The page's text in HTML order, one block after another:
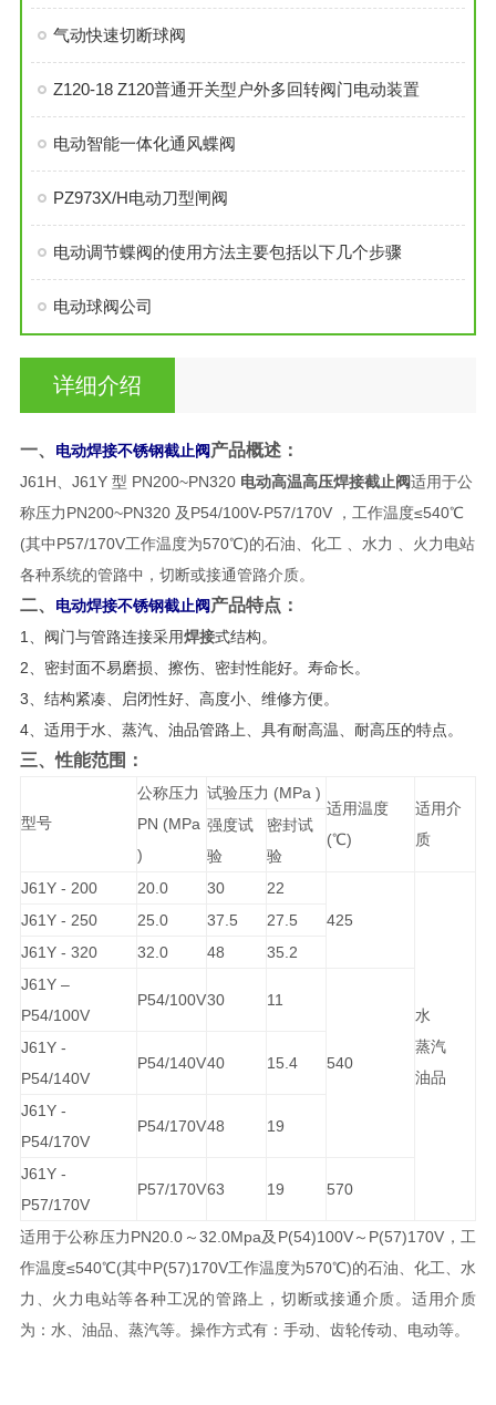
气动快速切断球阀
Z120-18 Z120普通开关型户外多回转阀门电动装置
电动智能一体化通风蝶阀
PZ973X/H电动刀型闸阀
电动调节蝶阀的使用方法主要包括以下几个步骤
电动球阀公司
详细介绍
一、 电动焊接不锈钢截止阀产品概述：
J61H、J61Y 型 PN200~PN320 电动高温高压焊接截止阀适用于公
称压力PN200~PN320 及P54/100V-P57/170V ，工作温度≤540℃
(其中P57/170V工作温度为570℃)的石油、化工 、水力 、火力电站
各种系统的管路中，切断或接通管路介质。
二、 电动焊接不锈钢截止阀产品特点：
1、阀门与管路连接采用焊接式结构。
2、密封面不易磨损、擦伤、密封性能好。寿命长。
3、结构紧凑、启闭性好、高度小、维修方便。
4、适用于水、蒸汽、油品管路上、具有耐高温、耐高压的特点。
三、性能范围：
型号
公称压力
PN (MPa
)
试验压力 (MPa )
适用温度
(℃)
适用介
质
强度试
验
密封试
验
J61Y - 200
20.0 30
22
425
水
蒸汽
油品
J61Y - 250 25.0 37.5
27.5
J61Y - 320
32.0 48
35.2
J61Y –
P54/100V
P54/100V30 11
540
J61Y -
P54/140V
P54/140V40 15.4
J61Y -
P54/170V
P54/170V48 19
J61Y -
P57/170V
P57/170V63 19 570
适用于公称压力PN20.0～32.0Mpa及P(54)100V～P(57)170V，工
作温度≤540℃(其中P(57)170V工作温度为570℃)的石油、化工、水
力、火力电站等各种工况的管路上，切断或接通介质。适用介质
为：水、油品、蒸汽等。操作方式有：手动、齿轮传动、电动等。